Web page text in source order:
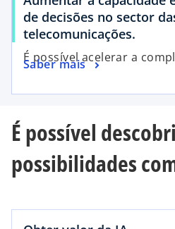
de decisões no sector
telecomunicações.
É possível acelerar a
Saber mais
É possível
possibilidades